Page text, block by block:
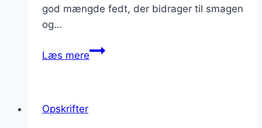
god mængde fedt, der bidrager til smagen
og…
Læs merePulled
Opskrifter